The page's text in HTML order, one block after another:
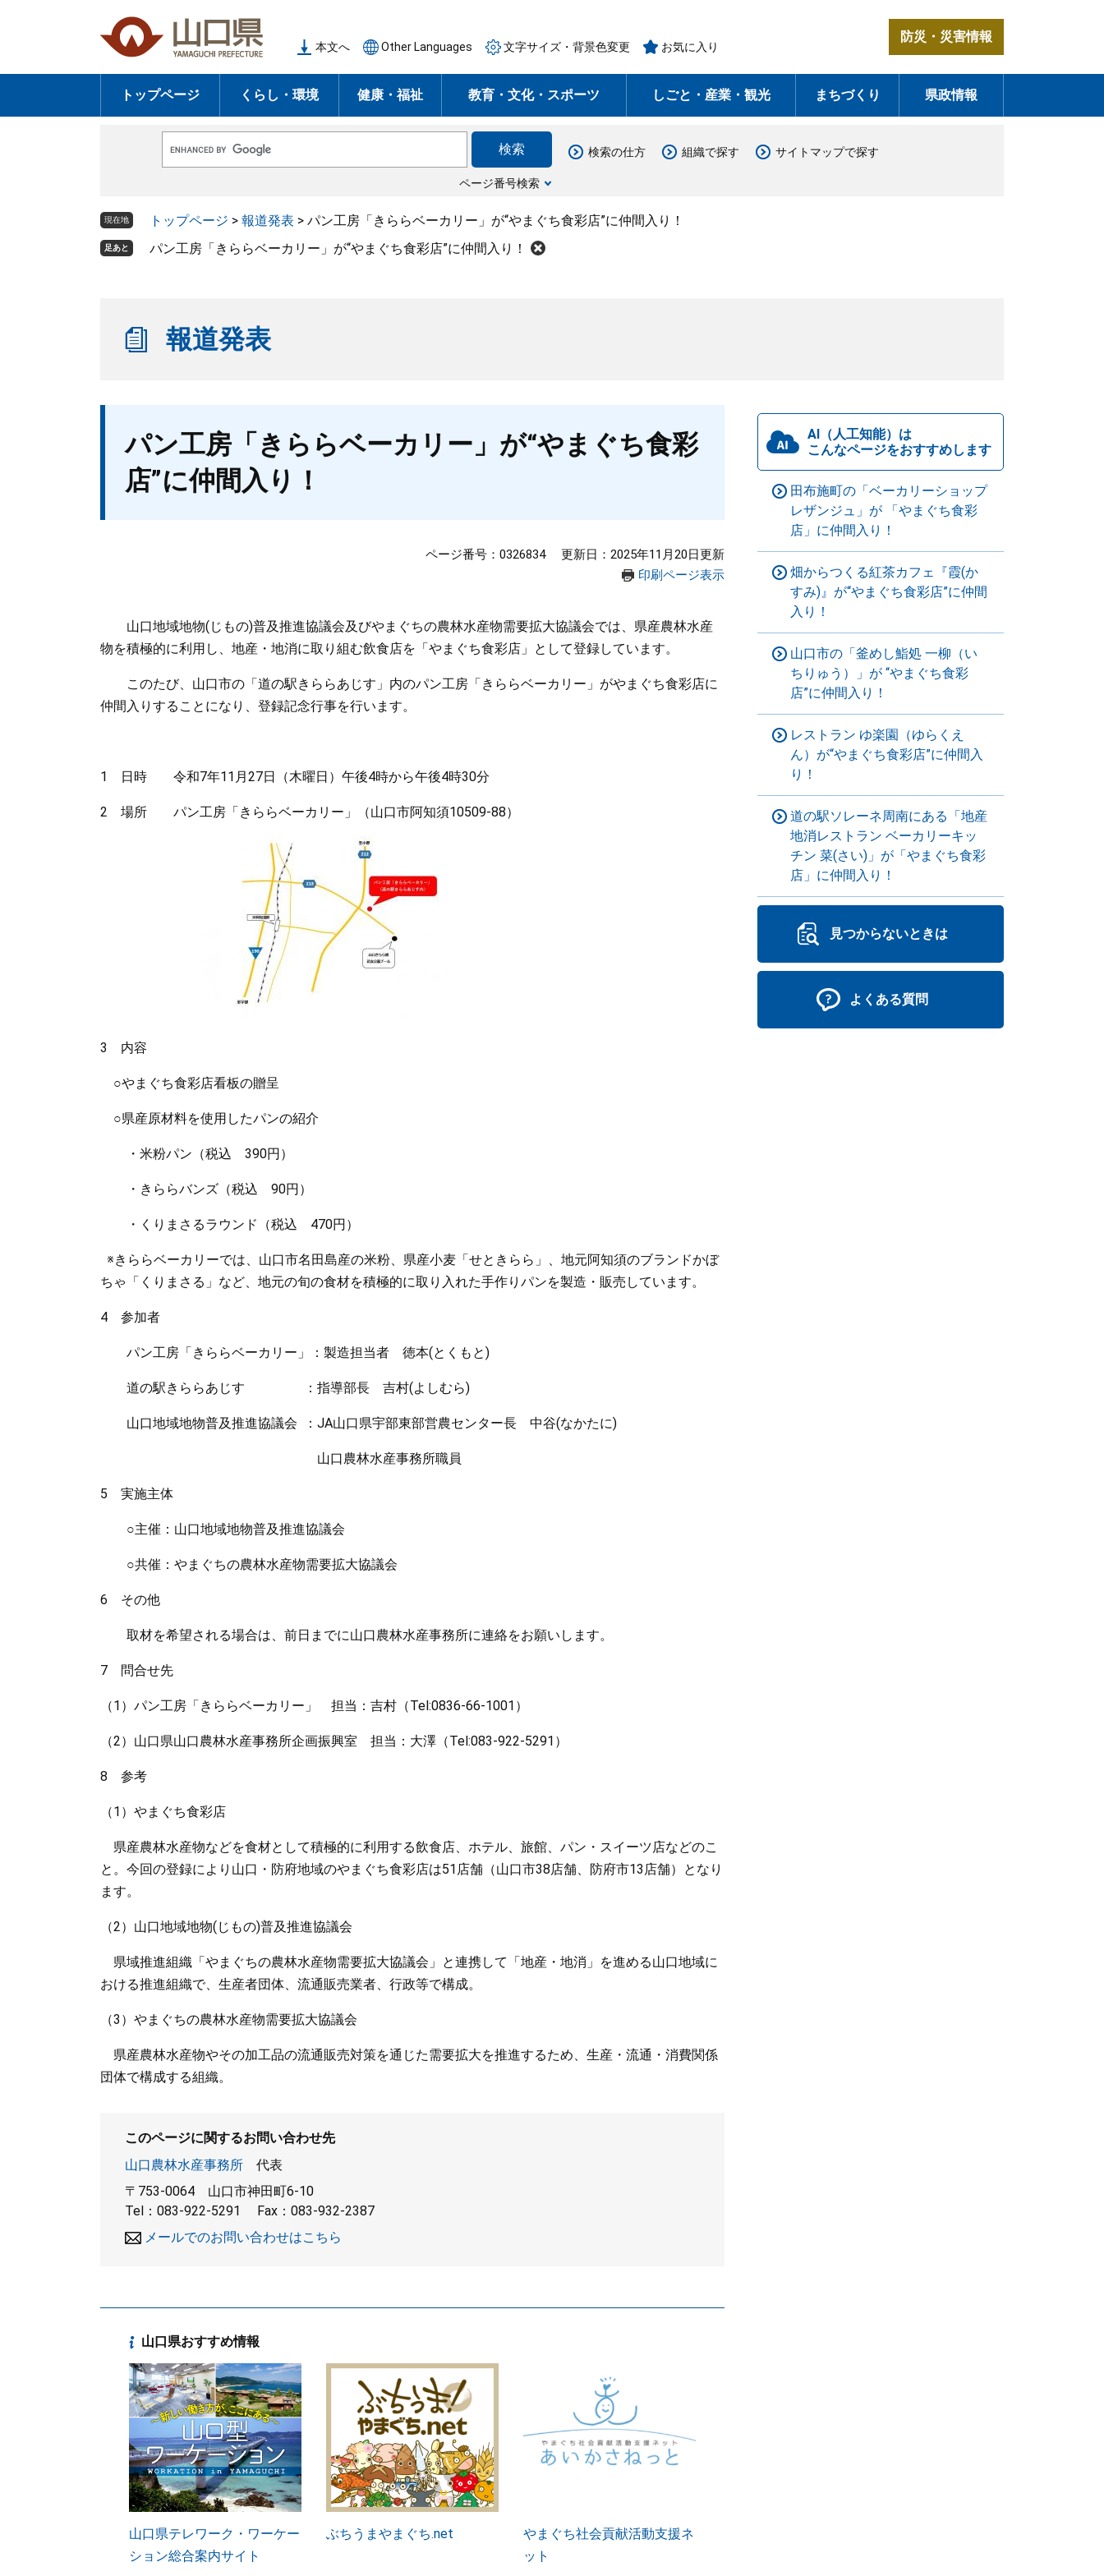
の
頭
ー
飛
本文へ Other Languages 文字サイズ・背景色変更 お気に入り
防災・災害情報
トップページ くらし・環境 健康・福祉 教育・文化・スポーツ しごと・産業・観光 まちづくり 県政情報
o
e
ス
ページ番号検索
検索の仕方 組織で探す サイトマップで探す
現在地 トップページ > 報道発表 > パン工房「きららベーカリー」が“やまぐち食彩店”に仲間入り！
足あと パン工房「きららベーカリー」が“やまぐち食彩店”に仲間入り！
報道発表
パン工房「きららベーカリー」が“やまぐち食彩
店”に仲間入り！
ページ番号：0326834
更新日：2025年11月20日更新
印刷ページ表示
山口地域地物(じもの)普及推進協議会及びやまぐちの農林水産物需要拡大協議会では、県産農林水産
物を積極的に利用し、地産・地消に取り組む飲食店を「やまぐち食彩店」として登録しています。
このたび、山口市の「道の駅きららあじす」内のパン工房「きららベーカリー」がやまぐち食彩店に
仲間入りすることになり、登録記念行事を行います。
1 日時 令和7年11月27日（木曜日）午後4時から午後4時30分
2 場所 パン工房「きららベーカリー」（山口市阿知須10509‐88）
3 内容
○やまぐち食彩店看板の贈呈
○県産原材料を使用したパンの紹介
・米粉パン（税込 390円）
・きららバンズ（税込 90円）
・くりまさるラウンド（税込 470円）
※きららベーカリーでは、山口市名田島産の米粉、県産小麦「せときらら」、地元阿知須のブランドかぼ
ちゃ「くりまさる」など、地元の旬の食材を積極的に取り入れた手作りパンを製造・販売しています。
4 参加者
パン工房「きららベーカリー」：製造担当者 徳本(とくもと)
道の駅きららあじす ：指導部長 吉村(よしむら)
山口地域地物普及推進協議会 ：JA山口県宇部東部営農センター長 中谷(なかたに)
山口農林水産事務所職員
5 実施主体
○主催：山口地域地物普及推進協議会
○共催：やまぐちの農林水産物需要拡大協議会
6 その他
取材を希望される場合は、前日までに山口農林水産事務所に連絡をお願いします。
7 問合せ先
（1）パン工房「きららベーカリー」 担当：吉村（Tel:0836-66-1001）
（2）山口県山口農林水産事務所企画振興室 担当：大澤（Tel:083-922-5291）
8 参考
（1）やまぐち食彩店
県産農林水産物などを食材として積極的に利用する飲食店、ホテル、旅館、パン・スイーツ店などのこ
と。今回の登録により山口・防府地域のやまぐち食彩店は51店舗（山口市38店舗、防府市13店舗）となり
ます。
（2）山口地域地物(じもの)普及推進協議会
県域推進組織「やまぐちの農林水産物需要拡大協議会」と連携して「地産・地消」を進める山口地域に
おける推進組織で、生産者団体、流通販売業者、行政等で構成。
（3）やまぐちの農林水産物需要拡大協議会
県産農林水産物やその加工品の流通販売対策を通じた需要拡大を推進するため、生産・流通・消費関係
団体で構成する組織。
このページに関するお問い合わせ先
山口農林水産事務所
代表
〒753-0064
山口市神田町6-10
Tel：083-922-5291
Fax：083-932-2387
メールでのお問い合わせはこちら
山口県おすすめ情報
山口県テレワーク・ワーケー
ション総合案内サイト
ぶちうまやまぐち.net
やまぐち社会貢献活動支援ネ
ット
AI（人工知能）は
こんなページをおすすめします
田布施町の「ベーカリーショップ
レザンジュ」が 「やまぐち食彩
店」に仲間入り！
畑からつくる紅茶カフェ『霞(か
すみ)』が“やまぐち食彩店”に仲間
入り！
山口市の「釜めし鮨処 一柳（い
ちりゅう）」が “やまぐち食彩
店”に仲間入り！
レストラン ゆ楽園（ゆらくえ
ん）が“やまぐち食彩店”に仲間入
り！
道の駅ソレーネ周南にある「地産
地消レストラン ベーカリーキッ
チン 菜(さい)」が「やまぐち食彩
店」に仲間入り！
見つからないときは
よくある質問